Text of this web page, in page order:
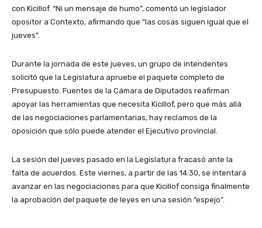
con Kicillof. “Ni un mensaje de humo”, comentó un legislador
opositor a Contexto, afirmando que “las cosas siguen igual que el
jueves”.
Durante la jornada de este jueves, un grupo de intendentes
solicitó que la Legislatura apruebe el paquete completo de
Presupuesto. Fuentes de la Cámara de Diputados reafirman
apoyar las herramientas que necesita Kicillof, pero que más allá
de las negociaciones parlamentarias, hay reclamos de la
oposición que sólo puede atender el Ejecutivo provincial.
La sesión del jueves pasado en la Legislatura fracasó ante la
falta de acuerdos. Este viernes, a partir de las 14:30, se intentará
avanzar en las negociaciones para que Kicillof consiga finalmente
la aprobación del paquete de leyes en una sesión “espejo”.